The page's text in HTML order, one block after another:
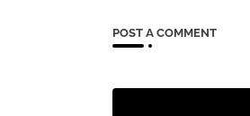
POST A COMMENT